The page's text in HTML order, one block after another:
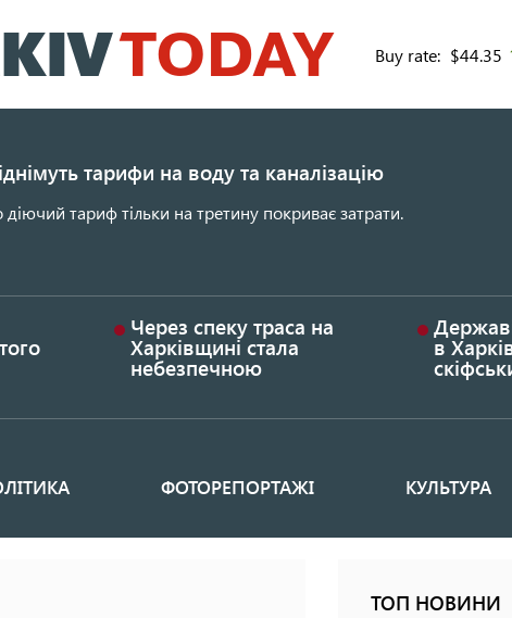
до
основного
Buy rate: $44.35
тарифи на воду та каналізацію
тариф тільки на третину покриває затрати.
Через спеку траса на
Харківщині стала
небезпечною
в
ФОТОРЕПОРТАЖІ КУЛЬТУРА
ТОП НОВИНИ